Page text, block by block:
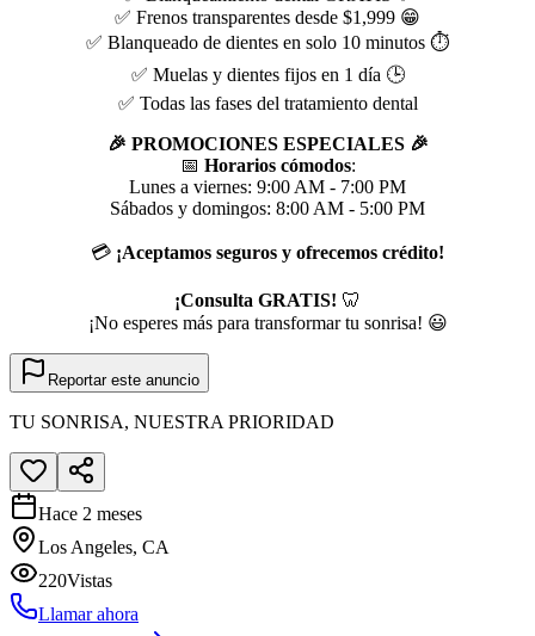
✅ Frenos transparentes desde $1,999 😁
✅ Blanqueado de dientes en solo 10 minutos ⏱️
✅ Muelas y dientes fijos en 1 día 🕒
✅ Todas las fases del tratamiento dental
🎉 PROMOCIONES ESPECIALES 🎉
📅 Horarios cómodos:
Lunes a viernes: 9:00 AM - 7:00 PM
Sábados y domingos: 8:00 AM - 5:00 PM
💳 ¡Aceptamos seguros y ofrecemos crédito!
¡Consulta GRATIS! 🦷
¡No esperes más para transformar tu sonrisa! 😃
Reportar este anuncio
TU SONRISA, NUESTRA PRIORIDAD
Hace 2 meses
Los Angeles, CA
220Vistas
Llamar ahora